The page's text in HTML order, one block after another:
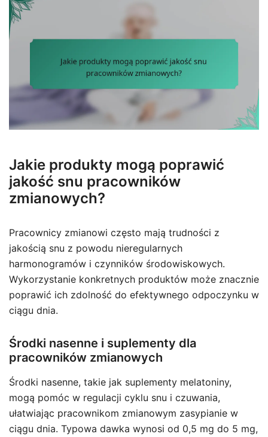
Jakie produkty mogą poprawić
jakość snu pracowników
zmianowych?
Pracownicy zmianowi często mają trudności z
jakością snu z powodu nieregularnych
harmonogramów i czynników środowiskowych.
Wykorzystanie konkretnych produktów może znacznie
poprawić ich zdolność do efektywnego odpoczynku w
ciągu dnia.
Środki nasenne i suplementy dla
pracowników zmianowych
Środki nasenne, takie jak suplementy melatoniny,
mogą pomóc w regulacji cyklu snu i czuwania,
ułatwiając pracownikom zmianowym zasypianie w
ciągu dnia. Typowa dawka wynosi od 0,5 mg do 5 mg,